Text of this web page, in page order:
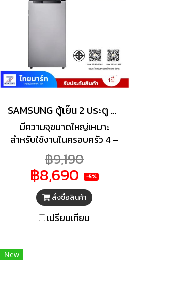
ระบบขจัดกลิ่นไม่พึงประสงค์ที่มี
เย็นขนาดใหญ่ พร้อมชั้นวาง
นิรภัย ที่สามารถปรับระดับได้
ตามการใช้งาน จัดเก็บวัตถุดิบ
อาหาร และเครื่องดื่มได้มากและ
เป็นสัดส่วน สวยครบจบทั้ง
เรื่องดีไซน์และฟังก์ชันการใช้
งานที่ลงตัว
SAMSUNG ตู้เย็น 2 ประตู 9.1 คิว รุ่น RT25FGRADSAST
มีความจุขนาดใหญ่เหมาะ
สำหรับใช้งานในครอบครัว 4 –
6 คน แช่ง่าย ใช้งานสะดวก
สามารถแยกอาหารแช่แข็งและ
แช่อาหารสด แยกประเภท
อาหารได้ง่ายสะดวกต่อการใช้
งาน มีระบบละลายน้ำแข็งโดย
อัตโนมัติชั้นวางในตู้เย็นมีขนาด
฿9,190
฿8,690 -5%
สั่งซื้อสินค้า
เปรียบเทียบ
New